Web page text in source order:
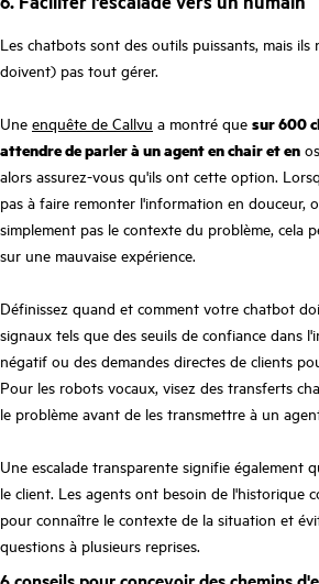
Les chatbots sont des outils puissants, mais
doivent) pas tout gérer.
Une enquête de Callvu a montré que sur 600
attendre de parler à un agent en chair et en
alors assurez-vous qu'ils ont cette option.
pas à faire remonter l'information en douceur,
simplement pas le contexte du problème, cela
sur une mauvaise expérience.
Définissez quand et comment votre chatbot
signaux tels que des seuils de confiance dans
négatif ou des demandes directes de clients
Pour les robots vocaux, visez des transferts
le problème avant de les transmettre à un
Une escalade transparente signifie également
le client. Les agents ont besoin de l'historique
pour connaître le contexte de la situation et
questions à plusieurs reprises.